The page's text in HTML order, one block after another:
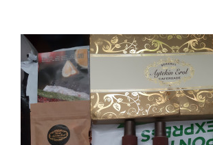
удобный . Упаковано все хорошо и